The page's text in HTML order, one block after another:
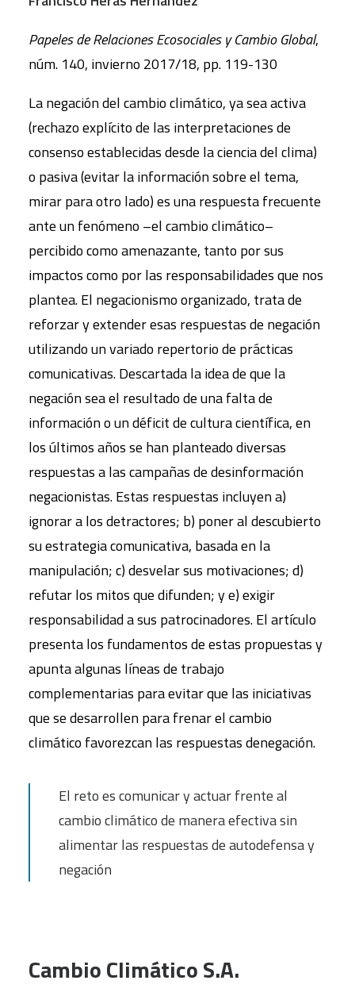
Papeles de Relaciones Ecosociales y Cambio Global,
núm. 140, invierno 2017/18, pp. 119-130
La negación del cambio climático, ya sea activa
(rechazo explícito de las interpretaciones de
consenso establecidas desde la ciencia del clima)
o pasiva (evitar la información sobre el tema,
mirar para otro lado) es una respuesta frecuente
ante un fenómeno –el cambio climático–
percibido como amenazante, tanto por sus
impactos como por las responsabilidades que nos
plantea. El negacionismo organizado, trata de
reforzar y extender esas respuestas de negación
utilizando un variado repertorio de prácticas
comunicativas. Descartada la idea de que la
negación sea el resultado de una falta de
información o un déficit de cultura científica, en
los últimos años se han planteado diversas
respuestas a las campañas de desinformación
negacionistas. Estas respuestas incluyen a)
ignorar a los detractores; b) poner al descubierto
su estrategia comunicativa, basada en la
manipulación; c) desvelar sus motivaciones; d)
refutar los mitos que difunden; y e) exigir
responsabilidad a sus patrocinadores. El artículo
presenta los fundamentos de estas propuestas y
apunta algunas líneas de trabajo
complementarias para evitar que las iniciativas
que se desarrollen para frenar el cambio
climático favorezcan las respuestas denegación.
El reto es comunicar y actuar frente al
cambio climático de manera efectiva sin
alimentar las respuestas de autodefensa y
negación
Cambio Climático S.A.